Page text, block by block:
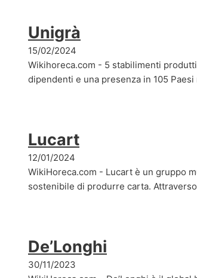
Unigrà
15/02/2024
Wikihoreca.com - 5 stabilimenti
dipendenti e una presenza in 105
Lucart
12/01/2024
WikiHoreca.com - Lucart è un gruppo
sostenibile di produrre carta.
De’Longhi
30/11/2023